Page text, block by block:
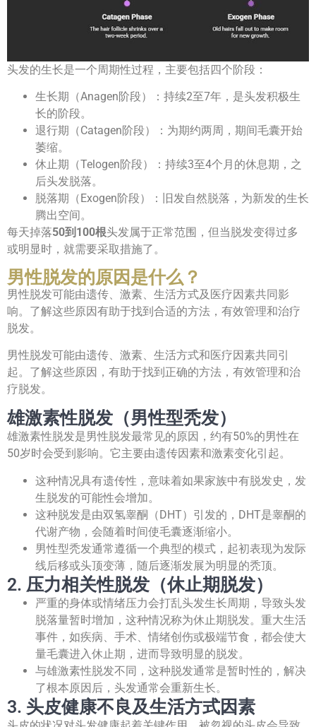
头发的生长是一个周期性过程，主要包括四个阶段：
生长期（Anagen阶段）：持续2至7年，是头发积极生
长的阶段。
退行期（Catagen阶段）：为期约两周，期间毛囊开始
萎缩。
休止期（Telogen阶段）：持续3至4个月的休息期，之
后头发脱落。
脱落期（Exogen阶段）：旧发自然脱落，为新发的生长
腾出空间。
每天掉落50到100根头发属于正常范围，但当脱发变得过多
或明显时，就需要采取措施了。
男性脱发的原因是什么？
男性脱发可能由遗传、激素、生活方式及医疗因素共同影
响。了解这些原因有助于找到合适的方法，有效管理和治疗
脱发。
男性脱发可能由遗传、激素、生活方式和医疗因素共同引
起。了解这些原因，有助于找到正确的方法，有效管理和治
疗脱发。
雄激素性脱发（男性型秃发）
雄激素性脱发是男性脱发最常见的原因，约有50%的男性在
50岁时会受到影响。它主要由遗传因素和激素变化引起。
这种情况具有遗传性，意味着如果家族中有脱发史，发
生脱发的可能性会增加。
这种脱发是由双氢睾酮（DHT）引发的，DHT是睾酮的
代谢产物，会随着时间使毛囊逐渐缩小。
男性型秃发通常遵循一个典型的模式，起初表现为发际
线后移或头顶变薄，随后逐渐发展为明显的秃顶。
2. 压力相关性脱发（休止期脱发）
严重的身体或情绪压力会打乱头发生长周期，导致头发
脱落量暂时增加，这种情况称为休止期脱发。重大生活
事件，如疾病、手术、情绪创伤或极端节食，都会使大
量毛囊进入休止期，进而导致明显的脱发。
与雄激素性脱发不同，这种脱发通常是暂时性的，解决
了根本原因后，头发通常会重新生长。
3. 头皮健康不良及生活方式因素